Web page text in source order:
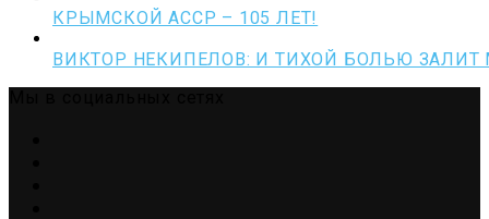
КРЫМСКОЙ АССР – 105 ЛЕТ!
ВИКТОР НЕКИПЕЛОВ: И ТИХОЙ БОЛЬЮ ЗАЛИТ